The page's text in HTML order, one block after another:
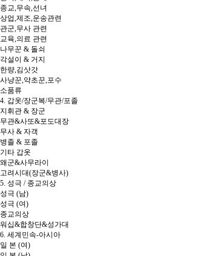
종교,무속,선녀
상업,제조,운송관련
관군,무사 관련
교육,의료 관련
나무꾼 & 돌쇠
각설이 & 거지
한량,김삿갓
사냥꾼,약초꾼,포수
소품류
4. 갑옷/장군복/무관/포졸
지휘관 & 장군
무관&사또&포도대장
무사 & 자객
병졸 & 포졸
기타 갑옷
왜군&사무라이
고려시대(장군&병사)
5. 성극 / 종교의상
성극 (남)
성극 (여)
종교의상
워십&합창단&성가대
6. 세계민속-아시아
일 본 (여)